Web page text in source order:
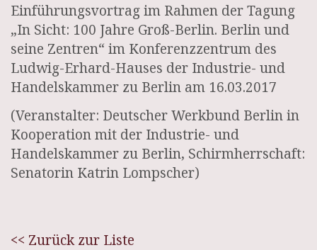
Einführungsvortrag im Rahmen der Tagung
„In Sicht: 100 Jahre Groß-Berlin. Berlin und
seine Zentren“ im Konferenzzentrum des
Ludwig-Erhard-Hauses der Industrie- und
Handelskammer zu Berlin am 16.03.2017
(Veranstalter: Deutscher Werkbund Berlin in
Kooperation mit der Industrie- und
Handelskammer zu Berlin, Schirmherrschaft:
Senatorin Katrin Lompscher)
<< Zurück zur Liste